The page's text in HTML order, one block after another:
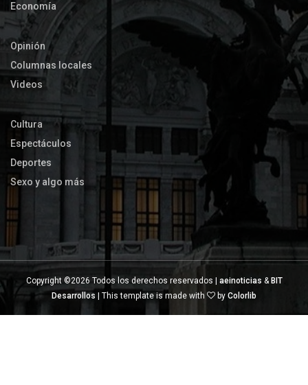
Economía
Opinión
Columnas locales
Videos
Cultura
Espectáculos
Deportes
Sexo y algo más
Copyright ©2026 Todos los derechos reservados | aeinoticias & BIT
Desarrollos | This template is made with by Colorlib